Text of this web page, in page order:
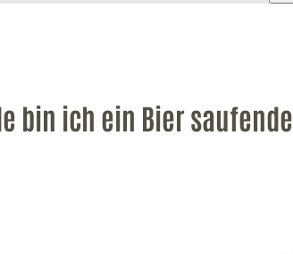
bin ich ein Bier